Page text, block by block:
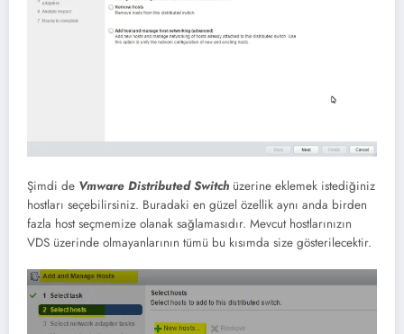
Şimdi de Vmware Distributed Switch üzerine eklemek istediğiniz
hostları seçebilirsiniz. Buradaki en güzel özellik aynı anda birden
fazla host seçmemize olanak sağlamasıdır. Mevcut hostlarınızın
VDS üzerinde olmayanlarının tümü bu kısımda size gösterilecektir.